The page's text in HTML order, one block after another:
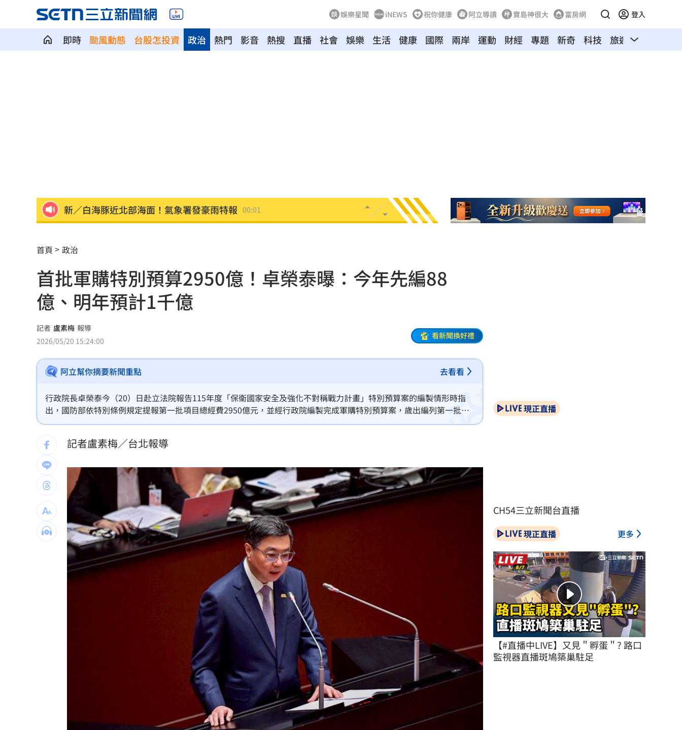
娛樂星聞 iNEWS 祝你健康 阿立導讀 寶島神很大 富房網 登入
即時 颱風動態 台股怎投資 熱門 影音 熱搜 直播
政治 社會 娛樂 生活 健康 國際 兩岸 運動 財經 專題 新奇 科技 旅遊 汽車
新／白海豚近北部海面！氣象署發豪雨特報 00:01
俄軍空襲烏克蘭首都基輔及周邊 4人喪命
費仔確定成自由球員 下一步動向引人關注 23:50
米蘭達離婚奧蘭多布魯13年！罕談前夫互動
美制裁杜拜加密幣交所！控助伊朗革命衛隊
美就業數據爆冷 這信號Fed升息警報降溫
梅西父親病逝享壽68歲 一路陪伴兒闖足壇
5登山客2025年雪崩失蹤 尼泊爾尋獲遺體 23:29
美：東南亞詐騙園區多由中國背景組織主導
拆監獄家書見「叫別人老婆」人妻氣炸 23:22
ETF存到2千萬退休！他因1封信重回職場 23:21
社宅包租爆糾紛 房客控業者硬闖屋內趕人 23:16
馬斯克蓋地球最大晶圓廠 專家揭3大隱憂 23:09
台灣彩券開獎直播中 20:31
LIVE三立+24小時直播
商場戰國來臨 台中「頂奢大道」逐漸成形 12:00
台彩父親節推新刮刮樂千萬頭獎超「爸」氣 12:00
「拍片人的多重宇宙」職涯論壇9/12登場！ 10:30
8國球員齊聚高雄 Formosa 7s掀足球熱潮 10:00
理想混蛋號召粉絲跨海追星吃美食！ 18:15
首頁 政治
首批軍購特別預算2950億！卓榮泰曝：今年先編88
億、明年預計1千億
記者 盧素梅 報導
2026/05/20 15:24:00
看新聞換好禮
阿立幫你摘要新聞重點 去看看
行政院長卓榮泰今（20）日赴立法院報告115年度「保衛國家安全及強化不對稱戰力計畫」特別預算案的編製情形時指
出，國防部依特別條例規定提報第一批項目總經費2950億元，並經行政院編製完成軍購特別預算案，歲出編列第一批項
目部分經費88億元，包括採購M109A7自走砲、海馬士多管火箭飛彈系統、反甲型無人機飛彈系統、標槍反裝甲飛彈及拖
式2B反裝甲飛彈武器裝備等所需經費，所需財源依特別條例規定，均以舉借債務
記者盧素梅／台北報導
現正直播
CH54三立新聞台直播
現正直播 更多
【#直播中LIVE】又見＂孵蛋＂? 路口
監視器直播斑鳩築巢駐足